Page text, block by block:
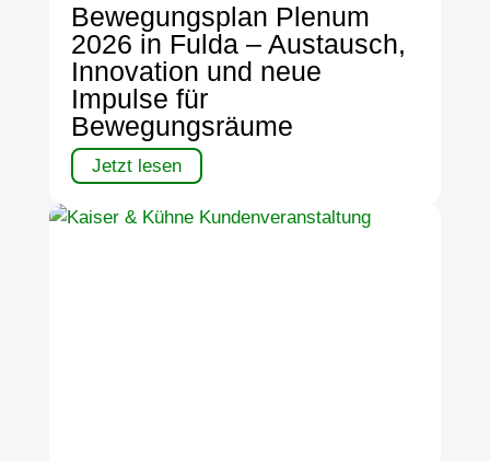
Bewegungsplan Plenum
2026 in Fulda – Austausch,
Innovation und neue
Impulse für
Bewegungsräume
Jetzt lesen